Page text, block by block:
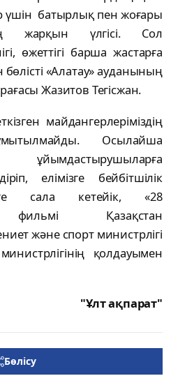
үшін батырлық пен жоғары
жарқын үлгісі. Сол
өжеттігі барша жастарға
бөлісті «Алатау» ауданының
Жазитов Тегісжан.
майдангерлеріміздің
Осылайша
елімізге бейбітшілік
сала кетейік, «28
фильмі Қазақстан
және спорт министрлігі
қолдауымен
"Ұлт ақпарат"
Бөлісу